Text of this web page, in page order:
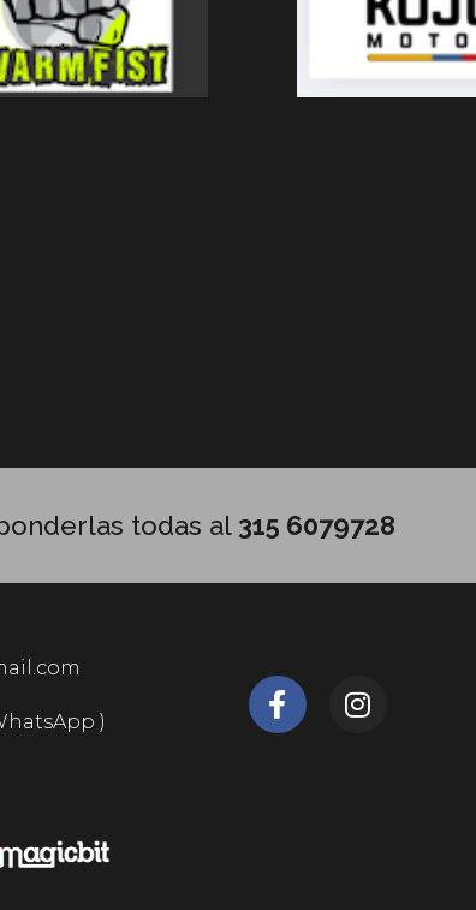
todas al 315 6079728
)